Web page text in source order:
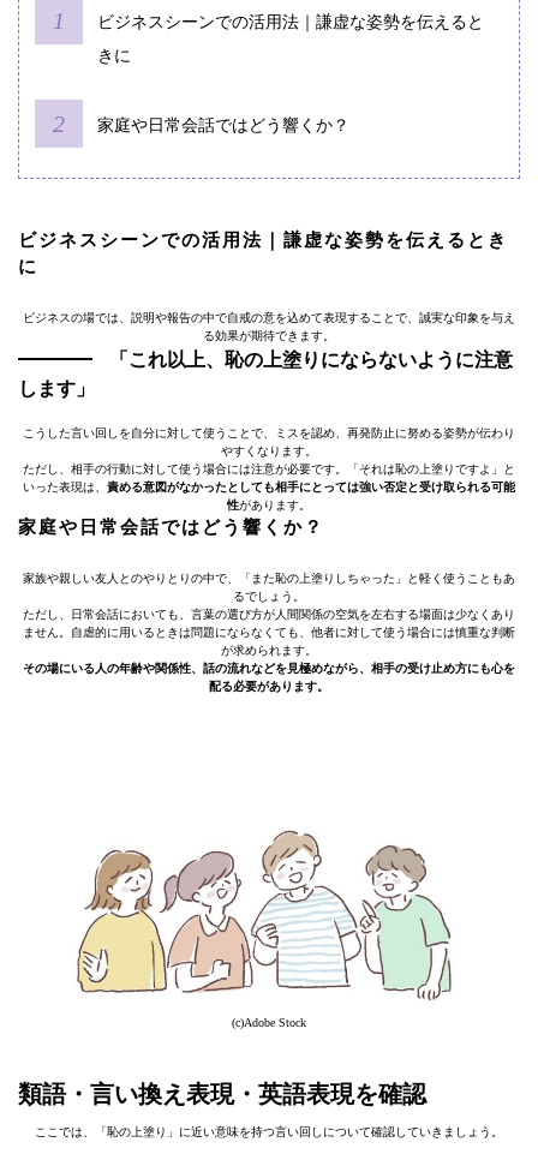
ビジネスシーンでの活用法｜謙虚な姿勢を伝えると
きに
家庭や日常会話ではどう響くか？
ビジネスシーンでの活用法｜謙虚な姿勢を伝えるとき
に
ビジネスの場では、説明や報告の中で自戒の意を込めて表現することで、誠実な印象を与え
る効果が期待できます。
「これ以上、恥の上塗りにならないように注意
します」
こうした言い回しを自分に対して使うことで、ミスを認め、再発防止に努める姿勢が伝わり
やすくなります。
ただし、相手の行動に対して使う場合には注意が必要です。「それは恥の上塗りですよ」と
いった表現は、 責める意図がなかったとしても相手にとっては強い否定と受け取られる可能
性があります。
家庭や日常会話ではどう響くか？
家族や親しい友人とのやりとりの中で、「また恥の上塗りしちゃった」と軽く使うこともあ
るでしょう。
ただし、日常会話においても、言葉の選び方が人間関係の空気を左右する場面は少なくあり
ません。自虐的に用いるときは問題にならなくても、他者に対して使う場合には慎重な判断
が求められます。
その場にいる人の年齢や関係性、話の流れなどを見極めながら、相手の受け止め方にも心を
配る必要があります。
(c)Adobe Stock
類語・言い換え表現・英語表現を確認
ここでは、「恥の上塗り」に近い意味を持つ言い回しについて確認していきましょう。